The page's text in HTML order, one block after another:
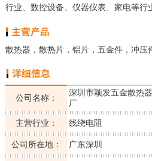
行业、数控设备、仪器仪表、家电等行
散热器，散热片，铝片，五金件，冲压
公司名称：
深圳市颖发五金散热
厂
主营行业： 线绕电阻
公司所在地： 广东深圳